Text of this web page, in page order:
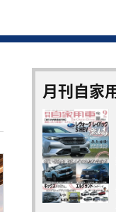
月刊自家